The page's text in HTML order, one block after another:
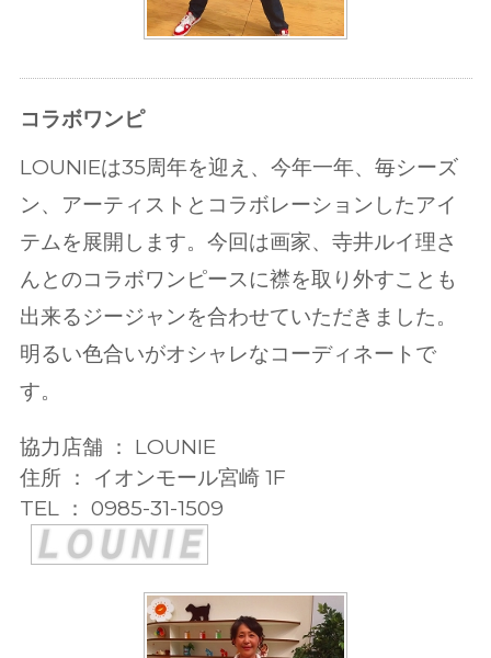
コラボワンピ
LOUNIEは35周年を迎え、今年一年、毎シーズ
ン、アーティストとコラボレーションしたアイ
テムを展開します。 今回は画家、寺井ルイ理さ
んとのコラボワンピースに襟を取り外すことも
出来るジージャンを合わせていただきました。
明るい色合いがオシャレなコーディネートで
す。
協力店舗 ： LOUNIE
住所 ： イオンモール宮崎 1F
TEL ： 0985-31-1509